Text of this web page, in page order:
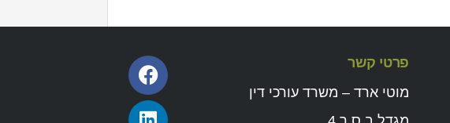
פרטי קשר
מוטי ארד – משרד עורכי דין